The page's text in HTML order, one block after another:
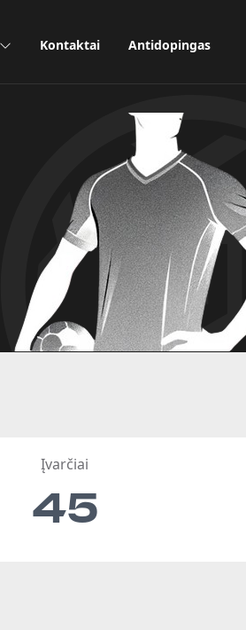
Kontaktai Antidopingas
Įvarčiai
45